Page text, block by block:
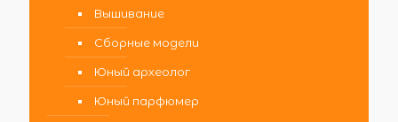
Вышивание
Сборные модели
Юный археолог
Юный парфюмер